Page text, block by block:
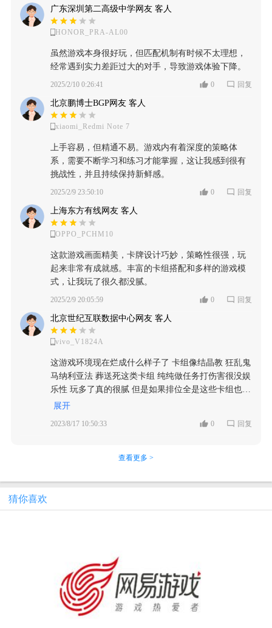
广东深圳第二高级中学网友 客人
HONOR_PRA-AL00
虽然游戏本身很好玩，但匹配机制有时候不太理想，
经常遇到实力差距过大的对手，导致游戏体验下降。
2025/2/10 0:26:41 0 回复
北京鹏博士BGP网友 客人
xiaomi_Redmi Note 7
上手容易，但精通不易。游戏内有着深度的策略体
系，需要不断学习和练习才能掌握，这让我感到很有
挑战性，并且持续保持新鲜感。
2025/2/9 23:50:10 0 回复
上海东方有线网友 客人
OPPO_PCHM10
这款游戏画面精美，卡牌设计巧妙，策略性很强，玩
起来非常有成就感。丰富的卡组搭配和多样的游戏模
式，让我玩了很久都没腻。
2025/2/9 20:05:59 0 回复
北京世纪互联数据中心网友 客人
vivo_V1824A
这游戏环境现在烂成什么样子了 卡组像结晶教 狂乱鬼
马纳利亚法 葬送死这类卡组 纯纯做任务打伤害很没娱
乐性 玩多了真的很腻 但是如果排位全是这些卡组也还
好 但现在全是骸王死 弃牌鬼 新手都会以为这游戏就
展开
2023/8/17 10:50:33 0 回复
查看更多 >
猜你喜欢